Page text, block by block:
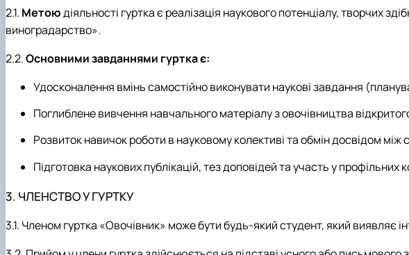
2.1. Метоюдіяльності гуртка є реалізація наукового потенціалу, творчих
виноградарство».
2.2.Основними завданнями гуртка є:
Удосконалення вмінь самостійно виконувати наукові завдання
Поглиблене вивчення навчального матеріалу з овочівництва
Розвиток навичок роботи в науковому колективі та обмін досвідом
Підготовка наукових публікацій, тез доповідей та участь у профільних
3. ЧЛЕНСТВО У ГУРТКУ
3.1. Членом гуртка «Овочівник» може бути будь-який студент, який виявляє